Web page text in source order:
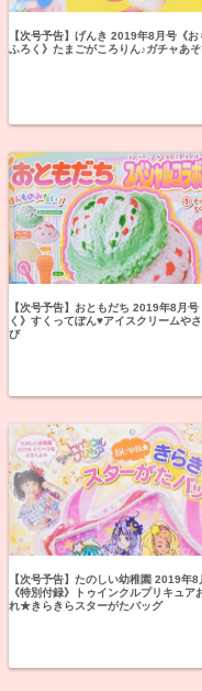
【次号予告】げんき 2019年8月号《お
ふろく》たまごがころりん♪ガチャあ
【次号予告】おともだち 2019年8月号
く》すくってぽん♥アイスクリームや
び
【次号予告】たのしい幼稚園 2019年8
《特別付録》トゥインクルプリキュア
れ★きらきらスターがたバッグ